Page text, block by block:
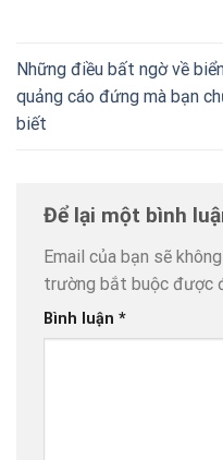
Những điều bất ngờ về
quảng cáo đứng mà bạn
biết
Để lại một bình
Email của bạn sẽ
trường bắt buộc được
Bình luận *